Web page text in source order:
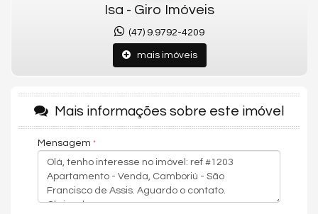
- Living
- Sacada
- Sala de Estar
- 01 Vaga de garagem
Metragem do Imóvel
Isa - Giro Imóveis
(47) 9.9792-4209
mais imóveis
Mais informações sobre este imóvel
Mensagem